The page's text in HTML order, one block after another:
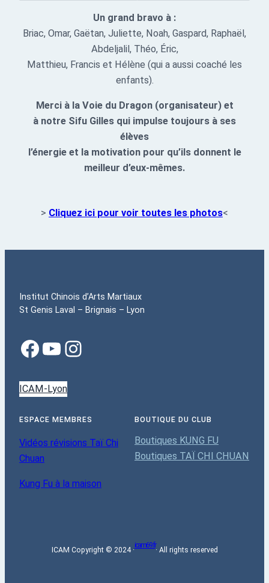
Un grand bravo à :
Briac, Omar, Gaëtan, Juliette, Noah, Gaspard, Raphaël,
Abdeljalil, Théo, Éric,
Matthieu, Francis et Hélène (qui a aussi coaché les
enfants).
Merci à la Voie du Dragon (organisateur) et
à notre Sifu Gilles qui impulse toujours à ses
élèves
l’énergie et la motivation pour qu’ils donnent le
meilleur d’eux-mêmes.
> Cliquez ici pour voir toutes les photos<
Institut Chinois d’Arts Martiaux
St Genis Laval – Brignais – Lyon
ICAM-Lyon
ESPACE MEMBRES
Vidéos révisions Taï Chi
Chuan
Kung Fu à la maison
BOUTIQUE DU CLUB
Boutiques KUNG FU
Boutiques TAÏ CHI CHUAN
ICAM Copyright © 2024 ·
icam69.fr
· All rights reserved